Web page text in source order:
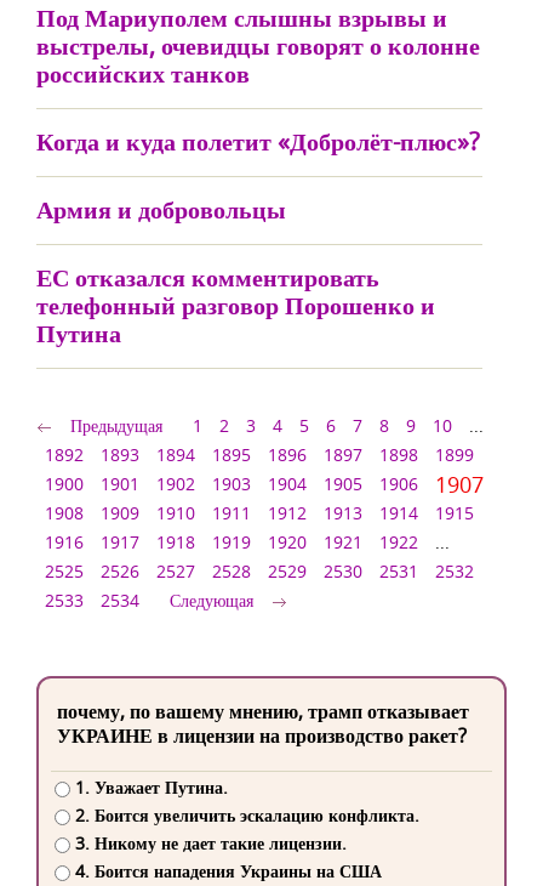
Под Мариуполем слышны взрывы и
выстрелы, очевидцы говорят о колонне
российских танков
Когда и куда полетит «Добролёт-плюс»?
Армия и добровольцы
ЕС отказался комментировать
телефонный разговор Порошенко и
Путина
Предыдущая 1 2 3 4 5 6 7 8 9 10
...
1892
1893 1894 1895 1896 1897 1898
1899
1900
1901 1902 1903 1904 1905 1906 1907
1908 1909 1910 1911 1912 1913 1914
1915
1916
1917 1918 1919 1920 1921 1922
...
2525
2526 2527 2528 2529 2530 2531
2532
2533
2534 Следующая
почему, по вашему мнению, трамп отказывает
УКРАИНЕ в лицензии на производство ракет?
1. Уважает Путина.
2. Боится увеличить эскалацию конфликта.
3. Никому не дает такие лицензии.
4. Боится нападения Украины на США